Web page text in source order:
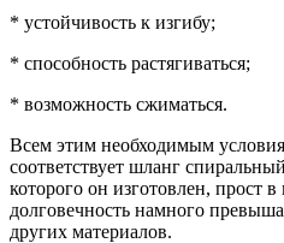
* устойчивость к изгибу;
* способность растягиваться;
* возможность сжиматься.
Всем этим необходимым
соответствует шланг
которого он изготовлен, прост
долговечность намного
других материалов.